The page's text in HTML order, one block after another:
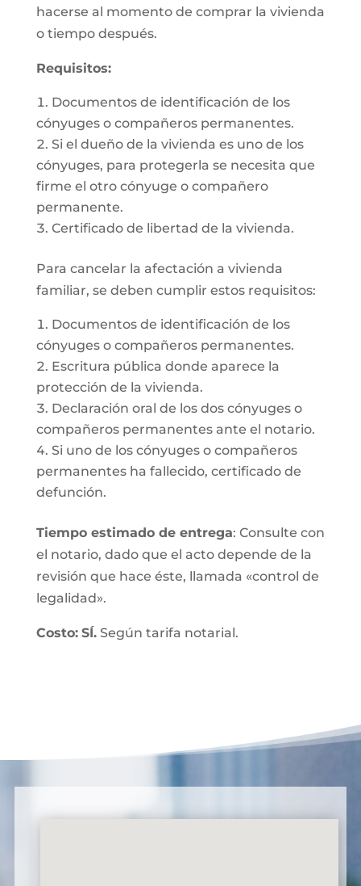
hacerse al momento de comprar la vivienda
o tiempo después.
Requisitos:
Documentos de identificación de los
cónyuges o compañeros permanentes.
Si el dueño de la vivienda es uno de los
cónyuges, para protegerla se necesita que
firme el otro cónyuge o compañero
permanente.
Certificado de libertad de la vivienda.
Para cancelar la afectación a vivienda
familiar, se deben cumplir estos requisitos:
Documentos de identificación de los
cónyuges o compañeros permanentes.
Escritura pública donde aparece la
protección de la vivienda.
Declaración oral de los dos cónyuges o
compañeros permanentes ante el notario.
Si uno de los cónyuges o compañeros
permanentes ha fallecido, certificado de
defunción.
Tiempo estimado de entrega: Consulte con
el notario, dado que el acto depende de la
revisión que hace éste, llamada «control de
legalidad».
Costo: SÍ.Según tarifa notarial.